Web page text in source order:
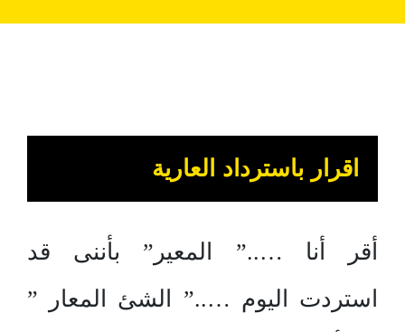
اقرار باسترداد العارية
أقر أنا …..” المعير” بأننى قد
استردت اليوم …..” الشئ المعار ”